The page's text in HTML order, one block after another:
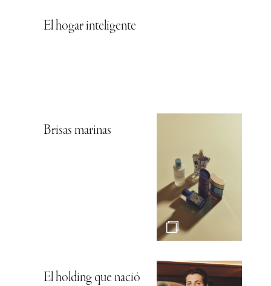
El hogar inteligente
Brisas marinas
El holding que nació